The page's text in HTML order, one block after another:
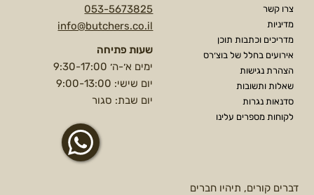
צרו קשר
מדיניות
מדריכים וכתבות תוכן
אירועים בחלל של בוצ׳רס
הצהרת נגישות
שאלות ותשובות
סדנאות נגרות
לקוחות מספרים עלינו
053-5673825
info@butchers.co.il
שעות פתיחה
ימים א׳-ה׳ 9:30-17:00
יום שישי: 9:00-13:00
יום שבת: סגור
דברים קורים, תיהיו חברים